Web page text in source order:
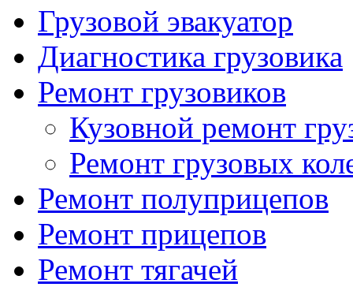
Грузовой эвакуатор
Диагностика грузовика
Ремонт грузовиков
Кузовной ремонт
Ремонт грузовых
Ремонт полуприцепов
Ремонт прицепов
Ремонт тягачей